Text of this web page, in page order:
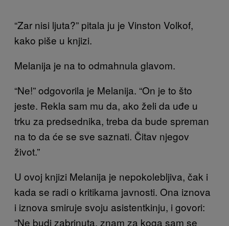
“Zar nisi ljuta?” pitala ju je Vinston Volkof,
kako piše u knjizi.
Melanija je na to odmahnula glavom.
“Ne!” odgovorila je Melanija. “On je to što
jeste. Rekla sam mu da, ako želi da uđe u
trku za predsednika, treba da bude spreman
na to da će se sve saznati. Čitav njegov
život.”
U ovoj knjizi Melanija je nepokolebljiva, čak i
kada se radi o kritikama javnosti. Ona iznova
i iznova smiruje svoju asistentkinju, i govori:
“Ne budi zabrinuta, znam za koga sam se